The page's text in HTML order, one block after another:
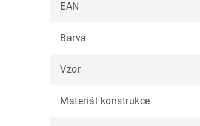
EAN
Barva
Vzor
Materiál konstrukce